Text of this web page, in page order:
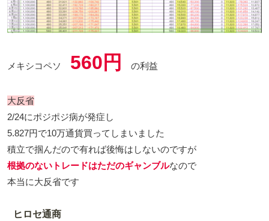
メキシコペソ 560円 の利益
大反省
2/24にポジポジ病が発症し
5.827円で10万通貨買ってしまいました
積立で掴んだので有れば後悔はしないのですが
根拠のないトレードはただのギャンブルなので
本当に大反省です
ヒロセ通商